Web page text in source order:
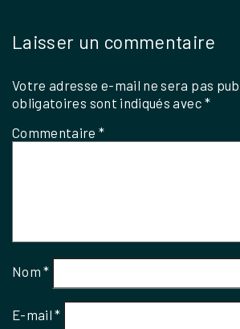
Laisser un commentaire
Votre adresse e-mail ne sera pas
obligatoires sont indiqués avec*
Commentaire*
Nom*
E-mail*